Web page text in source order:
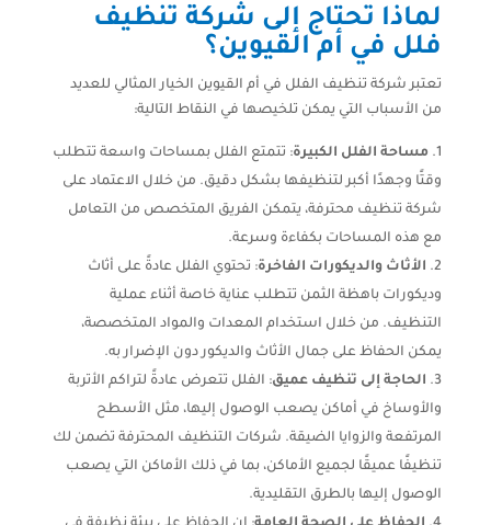
لماذا تحتاج إلى شركة تنظيف
فلل في أم القيوين؟
تعتبر شركة تنظيف الفلل في أم القيوين الخيار المثالي للعديد
من الأسباب التي يمكن تلخيصها في النقاط التالية:
مساحة الفلل الكبيرة: تتمتع الفلل بمساحات واسعة تتطلب
وقتًا وجهدًا أكبر لتنظيفها بشكل دقيق. من خلال الاعتماد على
شركة تنظيف محترفة، يتمكن الفريق المتخصص من التعامل
مع هذه المساحات بكفاءة وسرعة.
الأثاث والديكورات الفاخرة: تحتوي الفلل عادةً على أثاث
وديكورات باهظة الثمن تتطلب عناية خاصة أثناء عملية
التنظيف. من خلال استخدام المعدات والمواد المتخصصة،
يمكن الحفاظ على جمال الأثاث والديكور دون الإضرار به.
الحاجة إلى تنظيف عميق: الفلل تتعرض عادةً لتراكم الأتربة
والأوساخ في أماكن يصعب الوصول إليها، مثل الأسطح
المرتفعة والزوايا الضيقة. شركات التنظيف المحترفة تضمن لك
تنظيفًا عميقًا لجميع الأماكن، بما في ذلك الأماكن التي يصعب
الوصول إليها بالطرق التقليدية.